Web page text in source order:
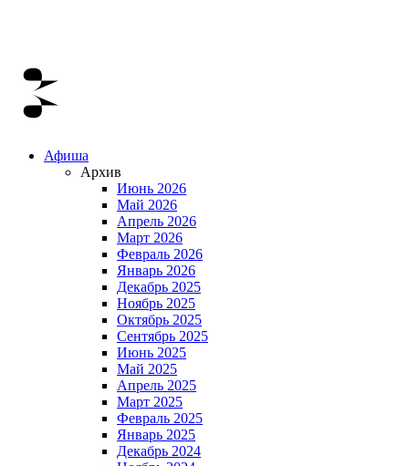
Афиша
Архив
Июнь 2026
Май 2026
Апрель 2026
Март 2026
Февраль 2026
Январь 2026
Декабрь 2025
Ноябрь 2025
Октябрь 2025
Сентябрь 2025
Июнь 2025
Май 2025
Апрель 2025
Март 2025
Февраль 2025
Январь 2025
Декабрь 2024